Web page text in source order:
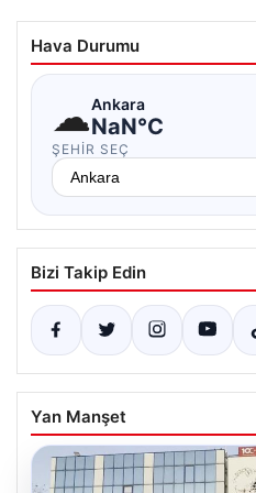
Hava Durumu
☁Ankara
NaN°C
ŞEHIR SEÇ
Bizi Takip Edin
Yan Manşet